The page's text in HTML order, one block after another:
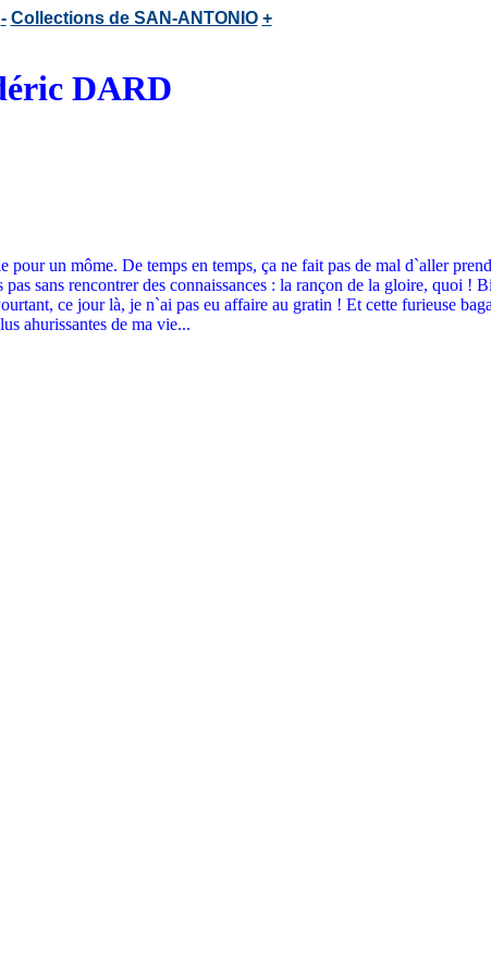
- Collections de SAN-ANTONIO +
DARD
un môme. De temps en temps, ça ne fait pas de mal d`aller
sans rencontrer des connaissances : la rançon de la gloire, quoi !
ce jour là, je n`ai pas eu affaire au gratin ! Et cette furieuse
ahurissantes de ma vie...